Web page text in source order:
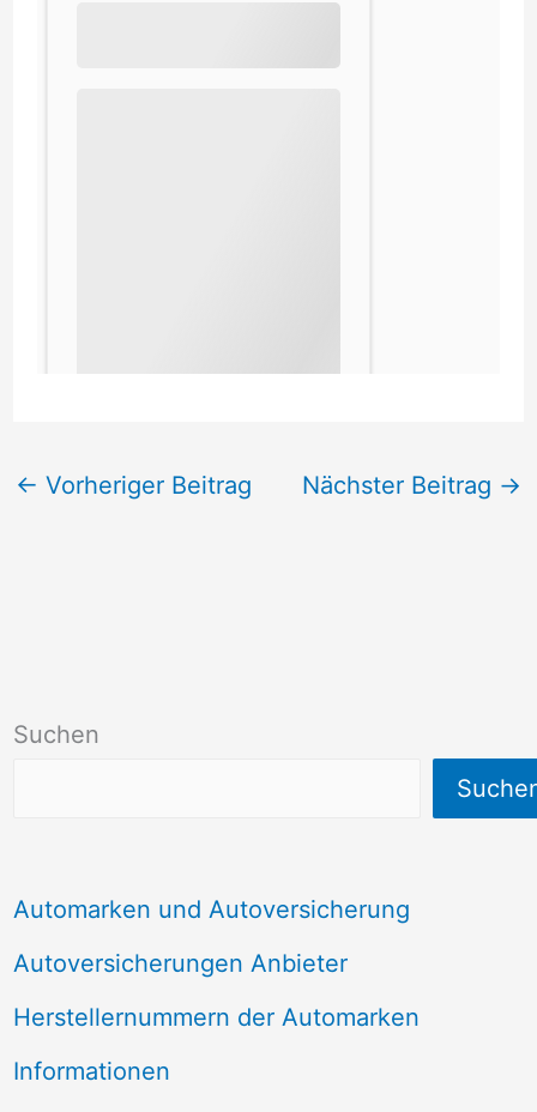
Suchen
Automarken und Autoversicherung
Autoversicherungen Anbieter
Herstellernummern der Automarken
Informationen
← Vorheriger Beitrag Nächster Beitrag →